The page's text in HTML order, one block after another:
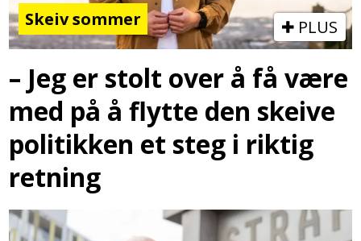
Skeiv sommer PLUS
– Jeg er stolt over å få være
med på å flytte den skeive
politikken et steg i riktig
retning